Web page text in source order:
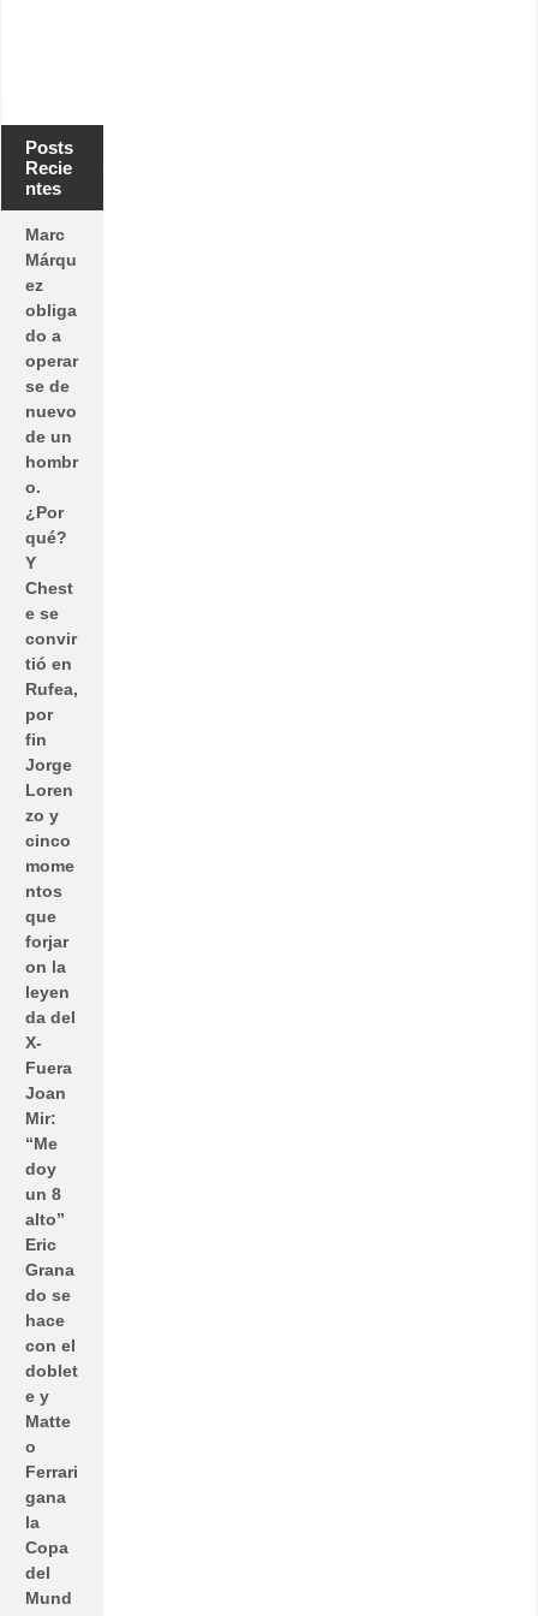
Posts
Recie
ntes
Marc
Márqu
ez
obliga
do a
operar
se de
nuevo
de un
hombr
o.
¿Por
qué?
Y
Chest
e se
convir
tió en
Rufea,
por
fin
Jorge
Loren
zo y
cinco
mome
ntos
que
forjar
on la
leyen
da del
X-
Fuera
Joan
Mir:
“Me
doy
un 8
alto”
Eric
Grana
do se
hace
con el
doblet
e y
Matte
o
Ferrari
gana
la
Copa
del
Mund